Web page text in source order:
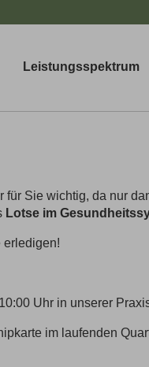
Leistungsspektrum
Sie wichtig, da nur
Lotse im
erledigen!
Uhr in unserer
im laufenden